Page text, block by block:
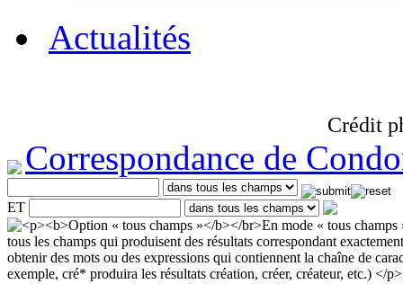
Actualités
Crédit
Correspondance de
ET